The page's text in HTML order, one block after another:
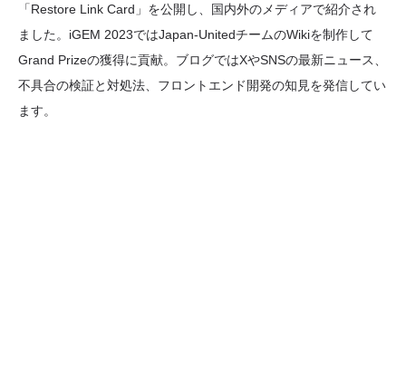
「Restore Link Card」を公開し、国内外のメディアで紹介され
ました。iGEM 2023ではJapan-UnitedチームのWikiを制作して
Grand Prizeの獲得に貢献。ブログではXやSNSの最新ニュース、
不具合の検証と対処法、フロントエンド開発の知見を発信してい
ます。